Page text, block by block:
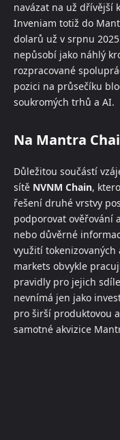
navázat na už dřívější
Inveniam totiž do
dolarů už v srpnu
nepůsobí jako náhlý
rozpracované
pozici na průsečíku
soukromých trhů a AI.
Na Mantra
Důležitou součástí
sítě NVNM Chain,
řešení druhé vrstvy
podporovat ověřování
nebo důvěrné
využití
markets obvykle
pravidly pro jejich
nevnímá jen jako
pro širší produktovou
samotné akvizice